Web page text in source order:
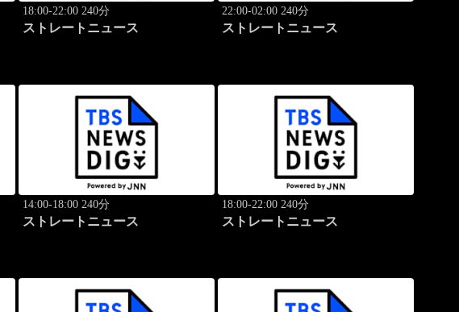
18:00-22:00 240分
ストレートニュース
22:00-02:00 240分
ストレートニュース
14:00-18:00 240分
ストレートニュース
18:00-22:00 240分
ストレートニュース